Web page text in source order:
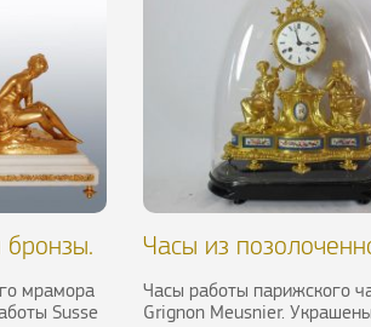
мрамора
Susse
Часы из
Часы работы парижского
Grignon Meusnier. Украшены